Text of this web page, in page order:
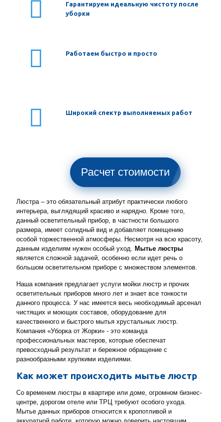
Гарантируем идеальную чистоту после
уборки
Работаем быстро и просто
Широкий спектр выполняемых работ
Расчет стоимости
Люстра – это обязательный атрибут практически любого
интерьера, выглядящий красиво и нарядно. Кроме того,
данный осветительный прибор, в частности большого
размера, имеет солидный вид и добавляет помещению
особой торжественной атмосферы. Несмотря на всю красоту,
данным изделиям нужен особый уход. Мытье люстры
является сложной задачей, особенно если идет речь о
большом осветительном приборе с множеством элементов.
Наша компания предлагает услуги мойки люстр и прочих
осветительных приборов много лет и знает все тонкости
данного процесса. У нас имеется весь необходимый арсенал
чистящих и моющих составов, оборудование для
качественного и быстрого мытья хрустальных люстр.
Компания «Уборка от Жорки» - это команда
профессиональных мастеров, которые обеспечат
превосходный результат и бережное обращение с
разнообразными хрупкими изделиями.
Как может происходить мытье люстр
Со временем люстры в квартире или доме, огромном бизнес-
центре, дорогом отеле или ТРЦ требуют особого ухода.
Мытье данных приборов относится к кропотливой и